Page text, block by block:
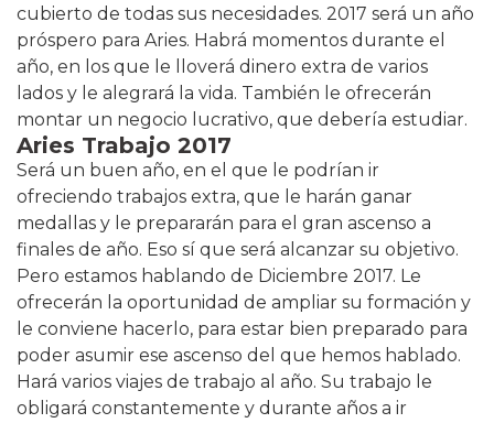
cubierto de todas sus necesidades. 2017 será un año
próspero para Aries. Habrá momentos durante el
año, en los que le lloverá dinero extra de varios
lados y le alegrará la vida. También le ofrecerán
montar un negocio lucrativo, que debería estudiar.
Aries Trabajo 2017
Será un buen año, en el que le podrían ir
ofreciendo trabajos extra, que le harán ganar
medallas y le prepararán para el gran ascenso a
finales de año. Eso sí que será alcanzar su objetivo.
Pero estamos hablando de Diciembre 2017. Le
ofrecerán la oportunidad de ampliar su formación y
le conviene hacerlo, para estar bien preparado para
poder asumir ese ascenso del que hemos hablado.
Hará varios viajes de trabajo al año. Su trabajo le
obligará constantemente y durante años a ir